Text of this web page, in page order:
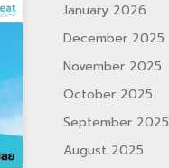
January 2026
December 2025
November 2025
October 2025
September 2025
August 2025